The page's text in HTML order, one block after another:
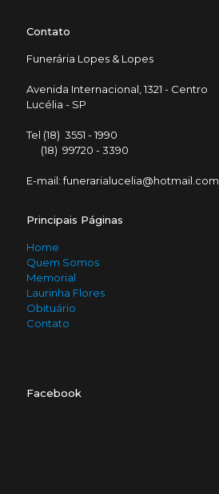
Contato
Funerária Lopes & Lopes
Avenida Internacional, 1321 - Centro
Lucélia - SP
Tel (18) 3551 - 1990
(18) 99720 - 3390
E-mail: funerarialucelia@hotmail.com
Principais Páginas
Home
Quem Somos
Memorial
Laurinha Flores
Obituário
Contato
Facebook